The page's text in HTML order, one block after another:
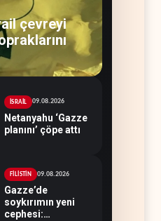
çevreyi
İSRAİL 09.08.2026
Netanyahu ‘Gazze
planını’ çöpe attı
FİLİSTİN 09.08.2026
Gazze’de
soykırımın yeni
cephesi: